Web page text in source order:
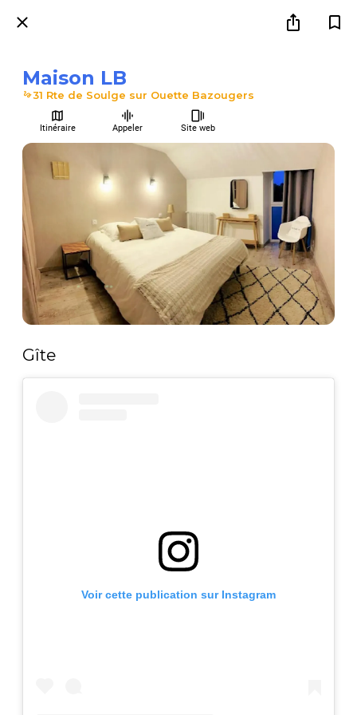
Maison LB
31 Rte de Soulge sur Ouette Bazougers
Itinéraire Appeler Site web
Gîte
Voir cette publication sur Instagram